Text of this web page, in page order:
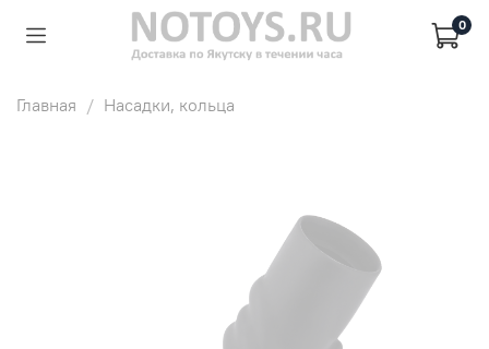
0
Главная Насадки, кольца